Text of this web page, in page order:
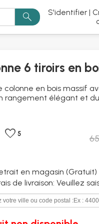
search
S'identifier |
6 tiroirs en
colonne en bois massif
rangement élégant et
favorite 5
en magasin (Gratuit)
de livraison: Veuillez